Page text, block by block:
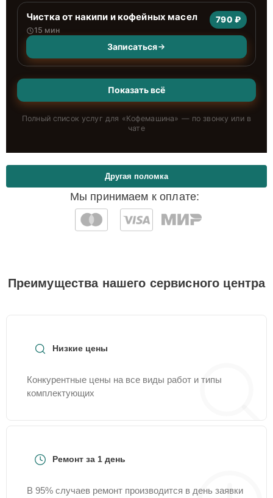
Чистка от накипи и кофейных масел
15 мин
790 ₽
Записаться
Показать всё
Полный список услуг для «Кофемашина» — по звонку или в
чате
Мы принимаем к оплате:
Другая поломка
Преимущества нашего сервисного центра
Низкие цены
Конкурентные цены на все виды работ и типы
комплектующих
Ремонт за 1 день
В 95% случаев ремонт производится в день заявки